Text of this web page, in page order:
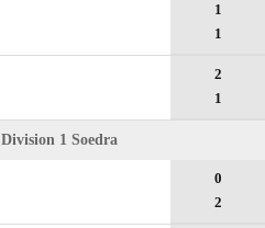
1
1
2
1
1 Soedra
0
2